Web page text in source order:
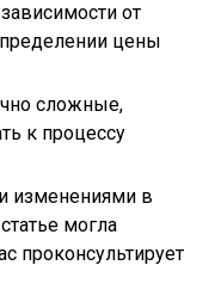
от
цены
сложные,
к процессу
изменениями в
могла
проконсультирует